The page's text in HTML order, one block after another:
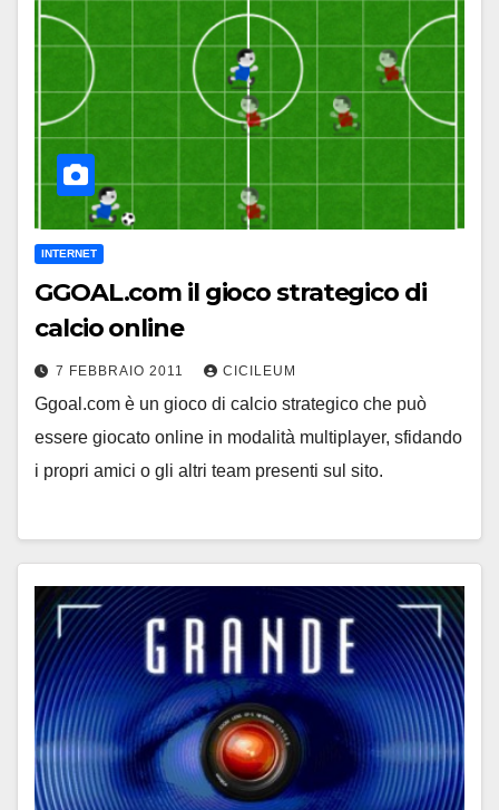
INTERNET
GGOAL.com il gioco strategico di
calcio online
7 FEBBRAIO 2011 CICILEUM
Ggoal.com è un gioco di calcio strategico che può
essere giocato online in modalità multiplayer, sfidando
i propri amici o gli altri team presenti sul sito.